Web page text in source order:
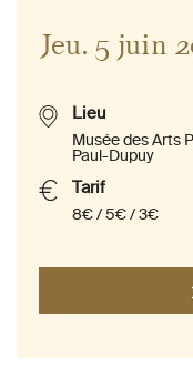
Jeu. 5 juin
Lieu
Musée des Arts
Paul-Dupuy
Tarif
8€ / 5€ / 3€